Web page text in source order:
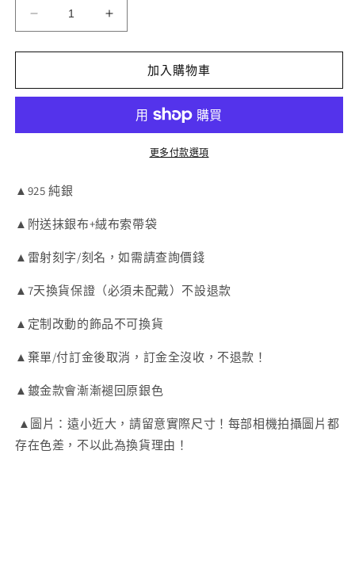
MAGO
925
純
耳
-
銀
鍍
白
金
暖
方
耳
數
量
減
MAGO
925
純
耳
-
鍍
白
金
暖
方
耳
數
量
增
加入購物車
更多付款選項
▲925 純銀
▲附送抹銀布+絨布索帶袋
▲雷射刻字/刻名，如需請查詢價錢
▲7天換貨保證（必須未配戴）不設退款
▲定制改動的飾品不可換貨
▲棄單/付訂金後取消，訂金全沒收，不退款！
▲鍍金款會漸漸褪回原銀色
▲圖片：遠小近大，請留意實際尺寸！每部相機拍攝圖片都
存在色差，不以此為換貨理由！